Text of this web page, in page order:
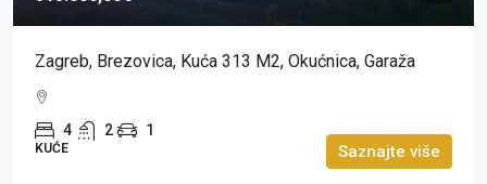
Zagreb, Brezovica, Kuća 313 M2, Okućnica, Garaža
4 2 1
KUĆE Saznajte više